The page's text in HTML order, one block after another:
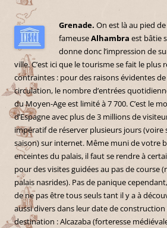
Grenade. On est là au pied
fameuseAlhambra est bâtie
donne donc l’impression de
ville. C’est ici que le tourisme se fait le plus
contraintes : pour des raisons évidentes
circulation, le nombre d’entrées
du Moyen-Age est limité à 7 700. C’est le
d’Espagne avec plus de 3 millions de
impératif de réserver plusieurs jours (voire
saison) sur internet. Même muni de votre
enceintes du palais, il faut se rendre à
pour des visites guidées au pas de course
palais nasrides). Pas de panique
de ne pas être tous seuls tant il y a à
aussi divers dans leur date de
destination : Alcazaba (forteresse